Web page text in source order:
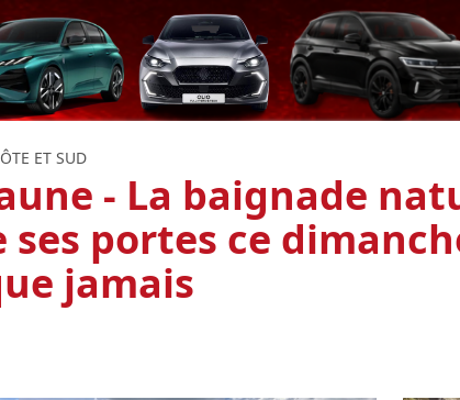
ET SUD
- La baignade
ses portes ce
jamais